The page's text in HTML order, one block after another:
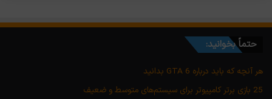
حتماً بخوانید:
هر آنچه که باید درباره GTA 6 بدانید
25 بازی برتر کامپیوتر برای سیستم‌های متوسط و ضعیف